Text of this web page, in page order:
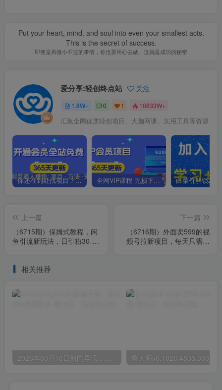
Put your heart, mind, and soul into even your smallest acts.
This is the secret of success.
即便是再微小不过的事情，你也要用心去做。这就是成功的秘密
爱分享:轻创终点站 关注
1.8W+ 0 1 10833W+
汇集全网优质轻创项目、大咖网课、实用工具等资源
你还在到处找项目？还在当韭菜？我靠卖项目一个月收入5万+，曾经我也是个失败者。 全网VIP课程 无损下载~.~
上一篇
（6715期）保姆式教程，闲
鱼引流新玩法，日引粉30-
下一篇
（6716期）外面卖599的视
频号拉新项目，每天只需要
相关推荐